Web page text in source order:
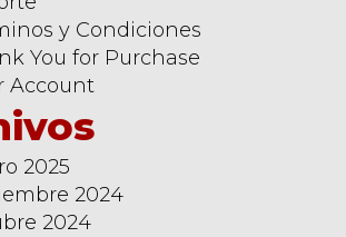
y Condiciones
You for Purchase
Account
2025
2024
2024